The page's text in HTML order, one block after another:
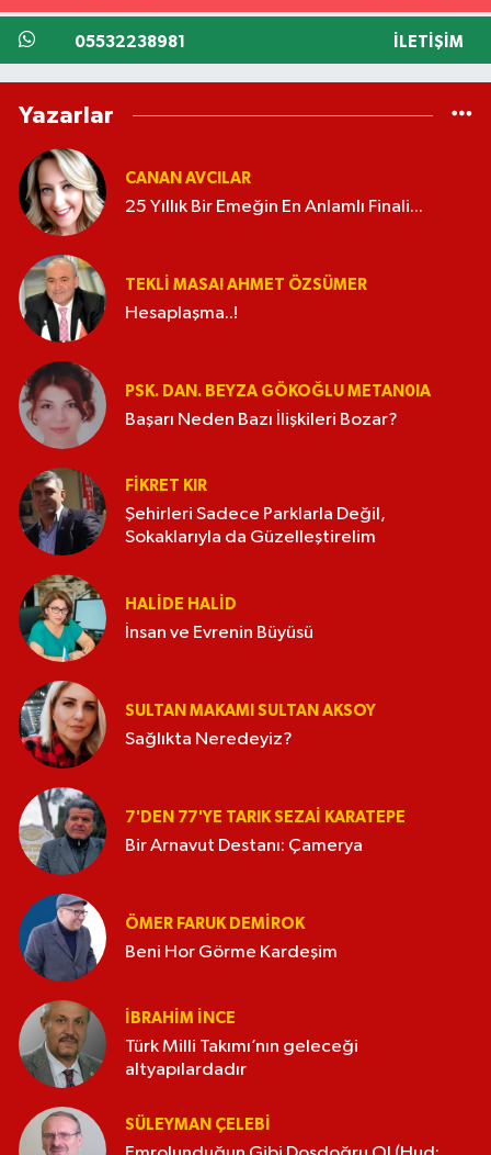
05532238981 İLETIŞIM
Yazarlar
CANAN AVCILAR
25 Yıllık Bir Emeğin En Anlamlı Finali...
TEKLI MASA! AHMET ÖZSÜMER
Hesaplaşma..!
PSK. DAN. BEYZA GÖKOĞLU METAN0IA
Başarı Neden Bazı İlişkileri Bozar?
FIKRET KIR
Şehirleri Sadece Parklarla Değil,
Sokaklarıyla da Güzelleştirelim
HALIDE HALID
İnsan ve Evrenin Büyüsü
SULTAN MAKAMI SULTAN AKSOY
Sağlıkta Neredeyiz?
7'DEN 77'YE TARIK SEZAI KARATEPE
Bir Arnavut Destanı: Çamerya
ÖMER FARUK DEMIROK
Beni Hor Görme Kardeşim
İBRAHIM İNCE
Türk Milli Takımı’nın geleceği
altyapılardadır
SÜLEYMAN ÇELEBI